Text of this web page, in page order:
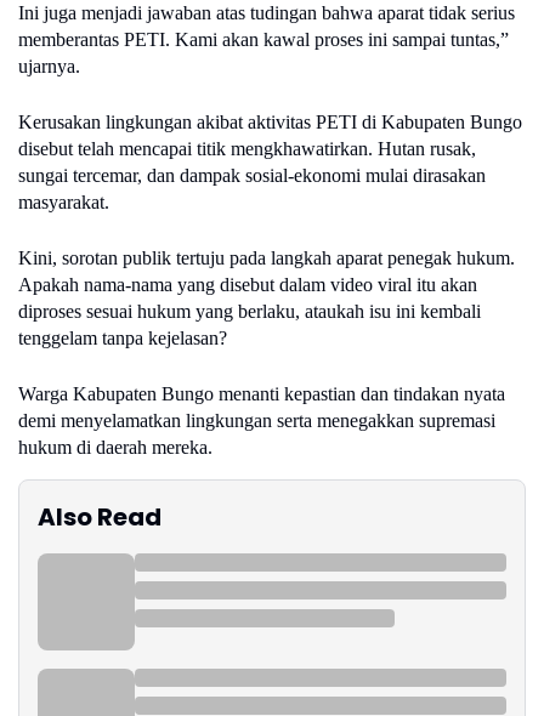
Ini juga menjadi jawaban atas tudingan bahwa aparat tidak serius
memberantas PETI. Kami akan kawal proses ini sampai tuntas,”
ujarnya.
Kerusakan lingkungan akibat aktivitas PETI di Kabupaten Bungo
disebut telah mencapai titik mengkhawatirkan. Hutan rusak,
sungai tercemar, dan dampak sosial-ekonomi mulai dirasakan
masyarakat.
Kini, sorotan publik tertuju pada langkah aparat penegak hukum.
Apakah nama-nama yang disebut dalam video viral itu akan
diproses sesuai hukum yang berlaku, ataukah isu ini kembali
tenggelam tanpa kejelasan?
Warga Kabupaten Bungo menanti kepastian dan tindakan nyata
demi menyelamatkan lingkungan serta menegakkan supremasi
hukum di daerah mereka.
Also Read